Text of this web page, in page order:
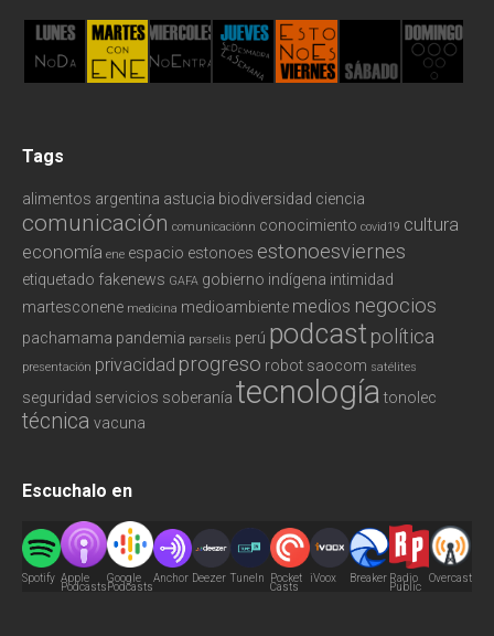
Tags
alimentos argentina astucia biodiversidad ciencia
comunicación comunicaciónn conocimiento covid19 cultura
economía ene espacio estonoes estonoesviernes
etiquetado fakenews GAFA gobierno indígena intimidad
martesconene medicina medioambiente medios negocios
pachamama pandemia parselis perú podcast política
presentación privacidad progreso robot saocom satélites
seguridad servicios soberanía tecnología tonolec
técnica vacuna
Escuchalo en
Spotify Apple
Podcasts
Google
Podcasts
Anchor Deezer TuneIn Pocket
Casts
iVoox Breaker Radio
Public
Overcast